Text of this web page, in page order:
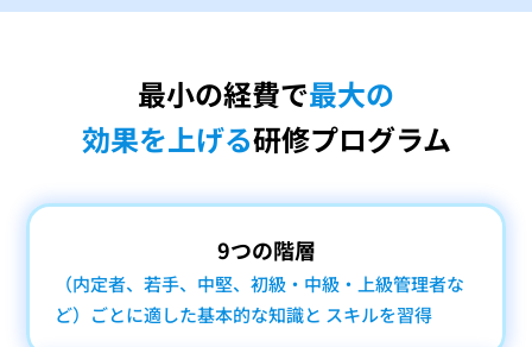
最小の経費で最大の
効果を上げる研修プログラム
9つの階層
（内定者、若手、中堅、 初級・中級・上級管理者な
ど）ごとに適した基本的な知識と スキルを習得